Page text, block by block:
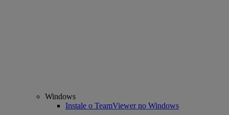
Windows
Instale o TeamViewer no Windows